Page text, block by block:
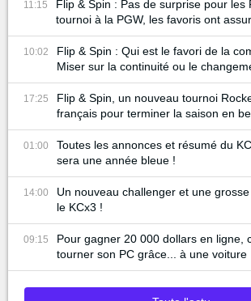
11:15
Flip & Spin : Pas de surprise pour les
tournoi à la PGW, les favoris ont
10:02
Flip & Spin : Qui est le favori de la
Miser sur la continuité ou le
17:25
Flip & Spin, un nouveau tournoi
français pour terminer la saison en
01:00
Toutes les annonces et résumé du
sera une année bleue !
14:00
Un nouveau challenger et une
le KCx3 !
09:15
Pour gagner 20 000 dollars en ligne,
tourner son PC grâce... à une voiture